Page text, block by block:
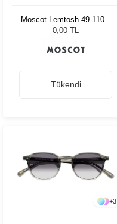
Moscot Lemtosh 49 110 Ii
Blue Bel Air Blue
0,00 TL
Tükendi
+3